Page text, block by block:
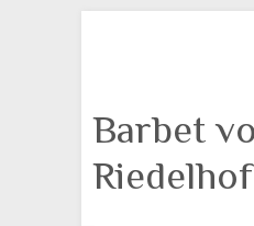
Barbet
Riedelhof